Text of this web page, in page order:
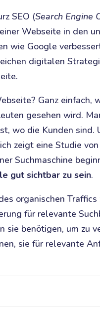
SEO (Search Engine
Webseite in den
wie Google
digitalen
Ganz einfach,
gesehen wird.
wo die Kunden sind.
zeigt eine Studie
Suchmaschine
gut sichtbar zu sein.
organischen
für relevante
sie benötigen, um zu
sie für relevante